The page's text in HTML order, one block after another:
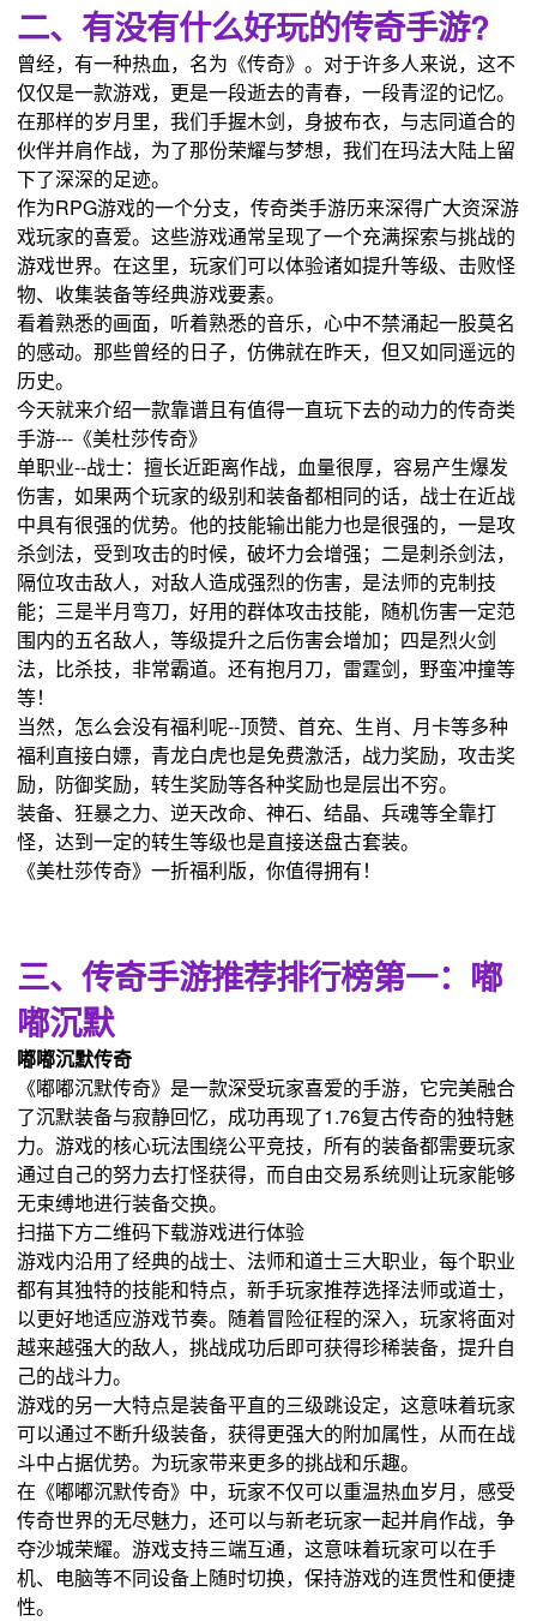
二、有没有什么好玩的传奇手游?
曾经，有一种热血，名为《传奇》。对于许多人来说，这不
仅仅是一款游戏，更是一段逝去的青春，一段青涩的记忆。
在那样的岁月里，我们手握木剑，身披布衣，与志同道合的
伙伴并肩作战，为了那份荣耀与梦想，我们在玛法大陆上留
下了深深的足迹。
作为RPG游戏的一个分支，传奇类手游历来深得广大资深游
戏玩家的喜爱。这些游戏通常呈现了一个充满探索与挑战的
游戏世界。在这里，玩家们可以体验诸如提升等级、击败怪
物、收集装备等经典游戏要素。
看着熟悉的画面，听着熟悉的音乐，心中不禁涌起一股莫名
的感动。那些曾经的日子，仿佛就在昨天，但又如同遥远的
历史。
今天就来介绍一款靠谱且有值得一直玩下去的动力的传奇类
手游---《美杜莎传奇》
单职业--战士：擅长近距离作战，血量很厚，容易产生爆发
伤害，如果两个玩家的级别和装备都相同的话，战士在近战
中具有很强的优势。他的技能输出能力也是很强的，一是攻
杀剑法，受到攻击的时候，破坏力会增强；二是刺杀剑法，
隔位攻击敌人，对敌人造成强烈的伤害，是法师的克制技
能；三是半月弯刀，好用的群体攻击技能，随机伤害一定范
围内的五名敌人，等级提升之后伤害会增加；四是烈火剑
法，比杀技，非常霸道。还有抱月刀，雷霆剑，野蛮冲撞等
等！
当然，怎么会没有福利呢--顶赞、首充、生肖、月卡等多种
福利直接白嫖，青龙白虎也是免费激活，战力奖励，攻击奖
励，防御奖励，转生奖励等各种奖励也是层出不穷。
装备、狂暴之力、逆天改命、神石、结晶、兵魂等全靠打
怪，达到一定的转生等级也是直接送盘古套装。
《美杜莎传奇》一折福利版，你值得拥有！
三、传奇手游推荐排行榜第一：嘟
嘟沉默
嘟嘟沉默传奇
《嘟嘟沉默传奇》是一款深受玩家喜爱的手游，它完美融合
了沉默装备与寂静回忆，成功再现了1.76复古传奇的独特魅
力。游戏的核心玩法围绕公平竞技，所有的装备都需要玩家
通过自己的努力去打怪获得，而自由交易系统则让玩家能够
无束缚地进行装备交换。
扫描下方二维码下载游戏进行体验
游戏内沿用了经典的战士、法师和道士三大职业，每个职业
都有其独特的技能和特点，新手玩家推荐选择法师或道士，
以更好地适应游戏节奏。随着冒险征程的深入，玩家将面对
越来越强大的敌人，挑战成功后即可获得珍稀装备，提升自
己的战斗力。
游戏的另一大特点是装备平直的三级跳设定，这意味着玩家
可以通过不断升级装备，获得更强大的附加属性，从而在战
斗中占据优势。为玩家带来更多的挑战和乐趣。
在《嘟嘟沉默传奇》中，玩家不仅可以重温热血岁月，感受
传奇世界的无尽魅力，还可以与新老玩家一起并肩作战，争
夺沙城荣耀。游戏支持三端互通，这意味着玩家可以在手
机、电脑等不同设备上随时切换，保持游戏的连贯性和便捷
性。